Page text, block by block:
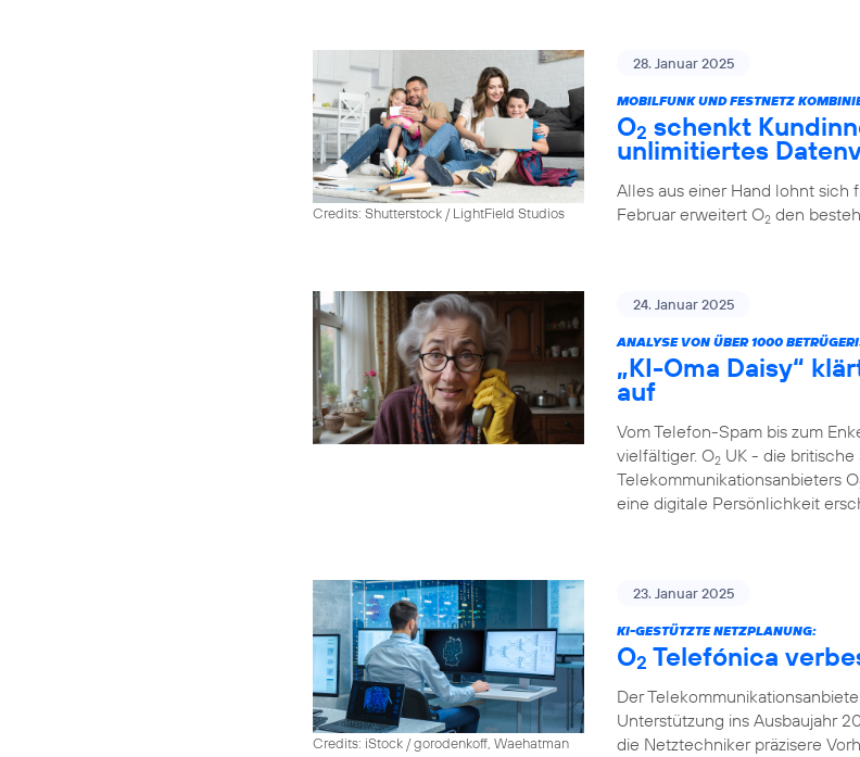
Credits: Shutterstock / LightField Studios
28. Januar 2025
MOBILFUNK UND FESTNETZ
O2 schenkt
unlimitiertes
Alles aus einer Hand lohnt sich
Februar erweitert O2 den
24. Januar 2025
ANALYSE VON ÜBER 1000
„KI-Oma Daisy“
auf
Vom Telefon-Spam bis zum
vielfältiger. O2 UK - die
Telekommunikationsanbieters O
eine digitale Persönlichkeit
Credits: iStock / gorodenkoff, Waehatman
23. Januar 2025
KI-GESTÜTZTE NETZPLANUNG:
O2 Telefónica
Der
Unterstützung ins Ausbaujahr
die Netztechniker präzisere